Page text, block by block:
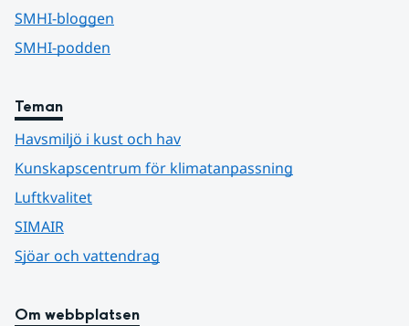
SMHI-bloggen
SMHI-podden
Teman
Havsmiljö i kust och hav
Kunskapscentrum för klimatanpassning
Luftkvalitet
SIMAIR
Sjöar och vattendrag
Om webbplatsen